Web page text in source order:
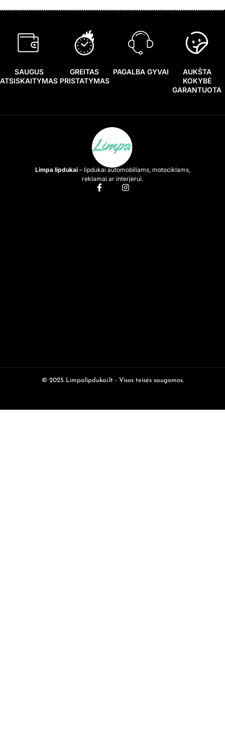
SAUGUS
ATSISKAITYMAS
GREITAS
PRISTATYMAS
PAGALBA GYVAI
AUKŠTA
KOKYBĖ
GARANTUOTA
Limpa lipdukai– lipdukai automobiliams, motociklams,
reklamai ar interjerui.
© 2025 Limpalipdukai.lt - Visos teisės saugomos.